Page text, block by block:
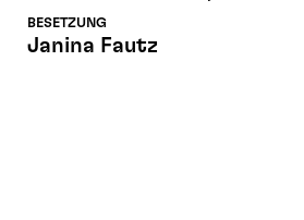
BESETZUNG
Janina Fautz